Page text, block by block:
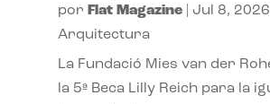
por Flat Magazine| Jul 8, 2026
Arquitectura
La Fundació Mies van der
la 5ª Beca Lilly Reich para la